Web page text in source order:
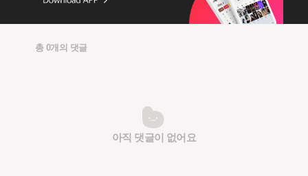
총 0개의 댓글
아직 댓글이 없어요